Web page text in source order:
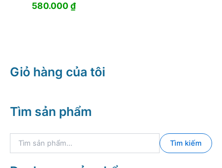
580.000₫
Giỏ hàng của tôi
Tìm sản phẩm
Tìm kiếm